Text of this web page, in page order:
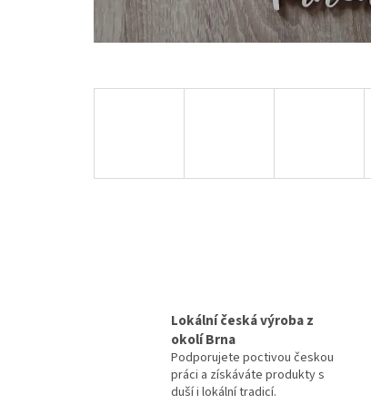
Lokální česká výroba z
okolí Brna
Podporujete poctivou českou
práci a získáváte produkty s
duší i lokální tradicí.